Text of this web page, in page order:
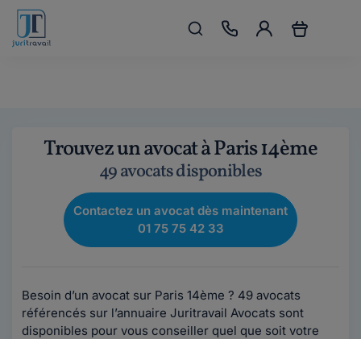
Trouvez un avocat à Paris 14ème
49 avocats disponibles
Contactez un avocat dès maintenant
01 75 75 42 33
Besoin d’un avocat sur Paris 14ème ? 49 avocats
référencés sur l’annuaire Juritravail Avocats sont
disponibles pour vous conseiller quel que soit votre